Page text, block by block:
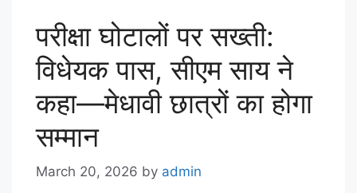
परीक्षा घोटालों पर सख्ती:
विधेयक पास, सीएम साय ने
कहा—मेधावी छात्रों का होगा
सम्मान
March 20, 2026 by admin